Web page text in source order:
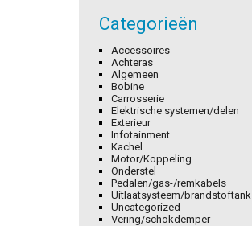
Categorieën
Accessoires
Achteras
Algemeen
Bobine
Carrosserie
Elektrische systemen/delen
Exterieur
Infotainment
Kachel
Motor/Koppeling
Onderstel
Pedalen/gas-/remkabels
Uitlaatsysteem/brandstoftank
Uncategorized
Vering/schokdemper